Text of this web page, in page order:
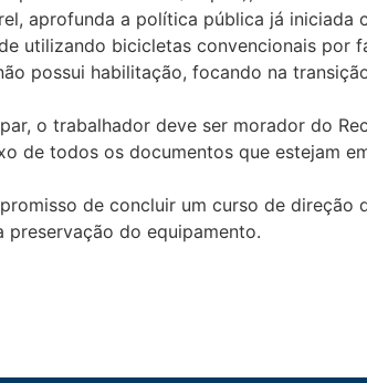
aprofunda a política pública já
utilizando bicicletas convencionais por
possui habilitação, focando na
o trabalhador deve ser morador do
de todos os documentos que estejam
de concluir um curso de
preservação do equipamento.